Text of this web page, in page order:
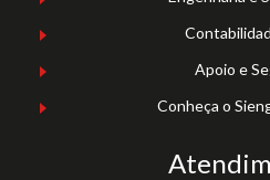
Apoio e
Conheça o